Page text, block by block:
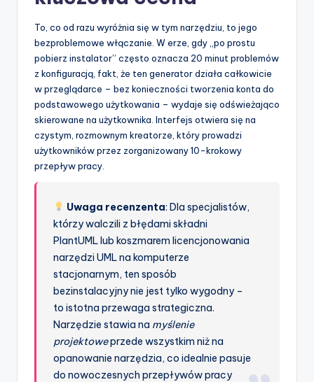
To, co od razu wyróżnia się w tym narzędziu, to jego
bezproblemowe włączanie. W erze, gdy „po prostu
pobierz instalator” często oznacza 20 minut problemów
z konfiguracją, fakt, że ten generator działa całkowicie
w przeglądarce – bez konieczności tworzenia konta do
podstawowego użytkowania – wydaje się odświeżająco
skierowane na użytkownika. Interfejs otwiera się na
czystym, rozmownym kreatorze, który prowadzi
użytkowników przez zorganizowany 10-krokowy
przepływ pracy.
Uwaga recenzenta: Dla specjalistów,
którzy walczili z błędami składni
PlantUML lub koszmarem licencjonowania
narzędzi UML na komputerze
stacjonarnym, ten sposób
bezinstalacyjny nie jest tylko wygodny –
to istotna przewaga strategiczna.
Narzędzie stawia na myślenie
projektoweprzede wszystkim niż na
opanowanie narzędzia, co idealnie pasuje
do nowoczesnych przepływów pracy